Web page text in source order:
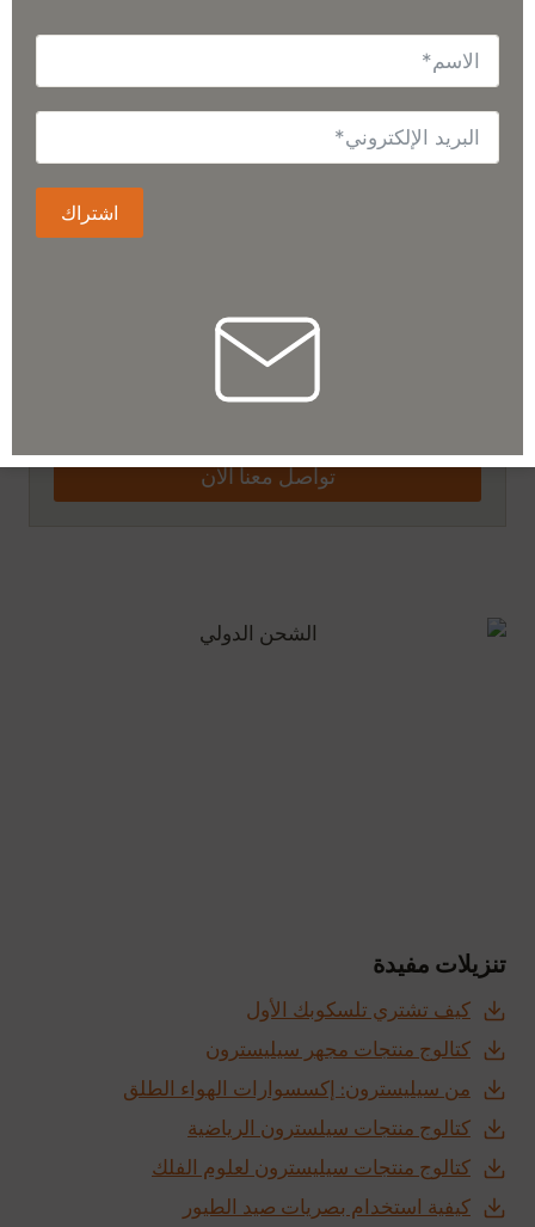
Celestron Counterweight CGEM – 17 lb
AED 749.30
إضافة إلى سلة التسوق
00971-50-5208931
يمكنك أيضاً استخدام صفحة الاتصال بنا لإرسال
تواصل معنا الآن
تنزيلات مفيدة
كيف تشتري تلسكوبك الأول
كتالوج منتجات مجهر سيليسترون
من سيليسترون: إكسسوارات الهواء الطلق
كتالوج منتجات سيلسترون الرياضية
كتالوج منتجات سيليسترون لعلوم الفلك
كيفية استخدام بصريات صيد الطيور
اشتراك